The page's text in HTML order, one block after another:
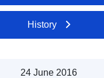
History
24 June 2016